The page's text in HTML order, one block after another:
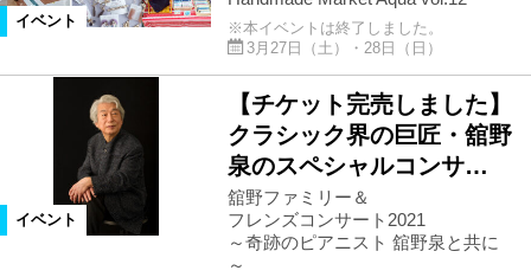
イベント
※本イベントは終了しました。
3月27日（土）・28日（日）
イベント
【チケット完売しました】
クラシック界の巨匠・舘野
泉のスペシャルコンサ…
舘野ファミリー＆
フレンズコンサート2021
～奇跡のピアニスト 舘野泉と共に
～